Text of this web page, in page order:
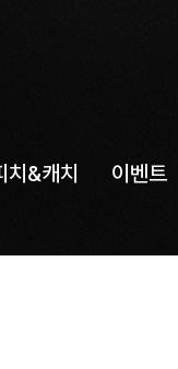
치&캐치 이벤트